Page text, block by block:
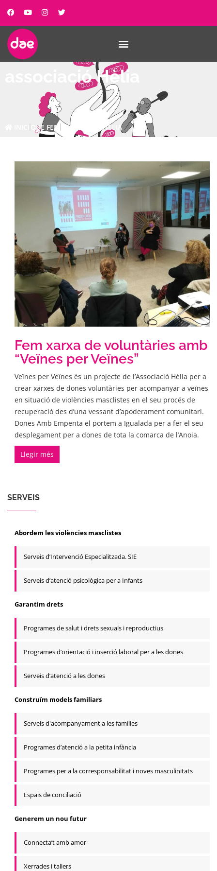
associació Hèlia
QUE FEM ASSOCIACIÓ HÈLIA
SERVEIS
Abordem les violències masclistes
Serveis d’Intervenció Especialitzada. SIE
Serveis d’atenció psicològica per a Infants
Garantim drets
Programes de salut i drets sexuals i reproductius
Programes d’orientació i inserció laboral per a les dones
Serveis d’atenció a les dones
Construïm models familiars
Serveis d'acompanyament a les famílies
Programes d’atenció a la petita infància
Programes per a la corresponsabilitat i noves masculinitats
Espais de conciliació
Generem un nou futur
Connecta’t amb amor
Xerrades i tallers
Fem xarxa de voluntàries amb
“Veïnes per Veïnes”
Veïnes per Veïnes és un projecte de l’Associació Hèlia per a
crear xarxes de dones voluntàries per acompanyar a veïnes
en situació de violències masclistes en el seu procés de
recuperació des d’una vessant d’apoderament comunitari.
Dones Amb Empenta el portem a Igualada per a fer el seu
desplegament per a dones de tota la comarca de l’Anoia.
Llegir més